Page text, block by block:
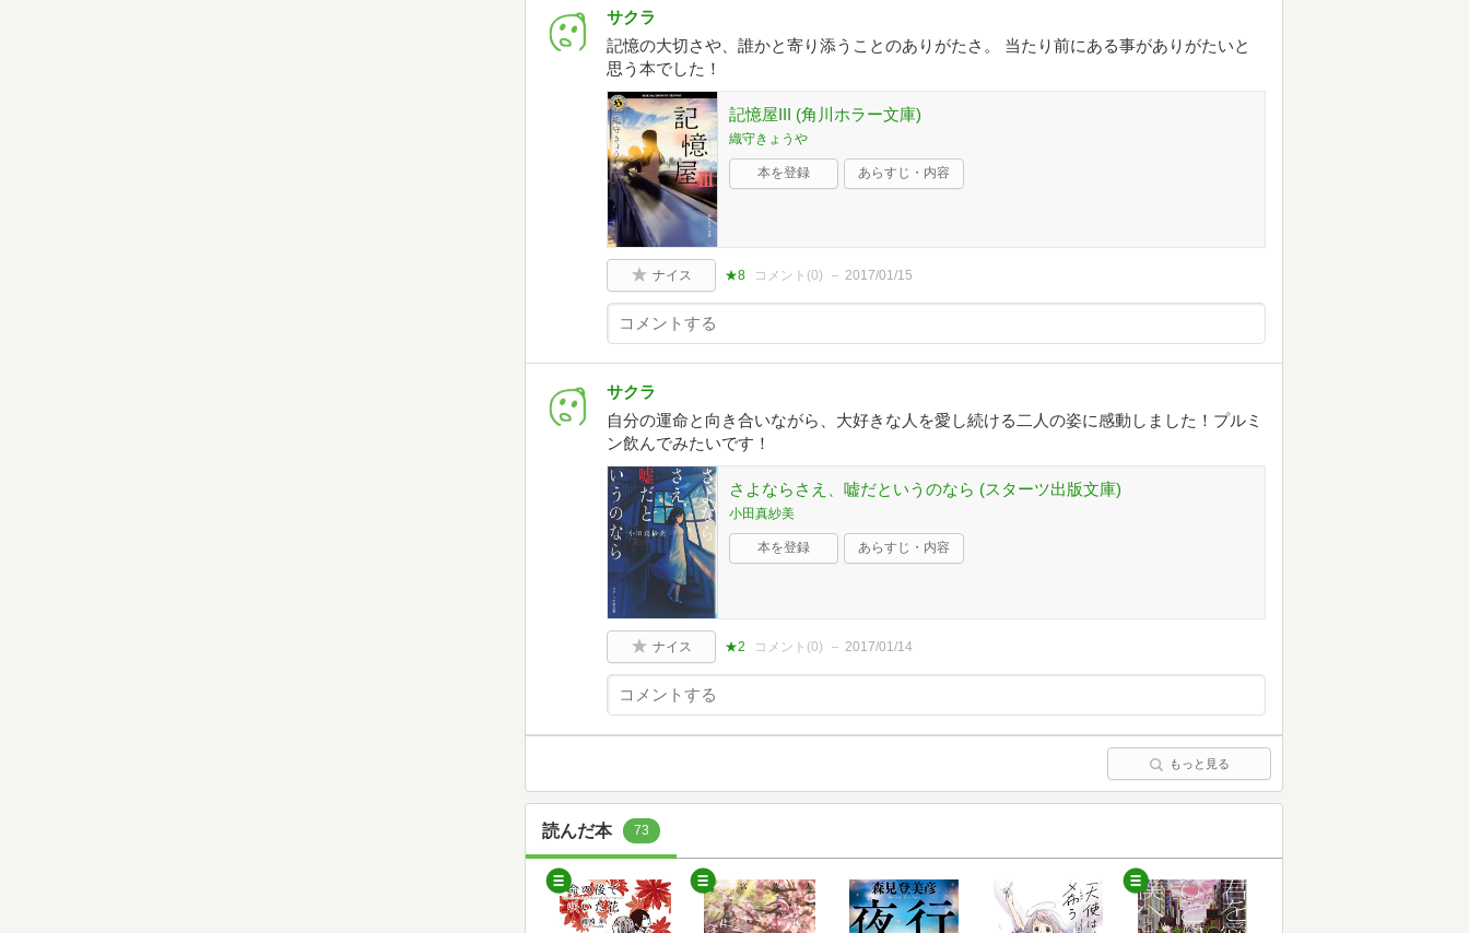
サクラ
記憶の大切さや、誰かと寄り添うことのありがたさ。 当たり前にある事がありがたいと
思う本でした！
記憶屋III (角川ホラー文庫)
織守きょうや
本を登録 あらすじ・内容
ナイス ★8 コメント(0) 2017/01/15
サクラ
自分の運命と向き合いながら、大好きな人を愛し続ける二人の姿に感動しました！プルミ
ン飲んでみたいです！
さよならさえ、嘘だというのなら (スターツ出版文庫)
小田真紗美
本を登録 あらすじ・内容
ナイス ★2 コメント(0) 2017/01/14
もっと見る
読んだ本 73